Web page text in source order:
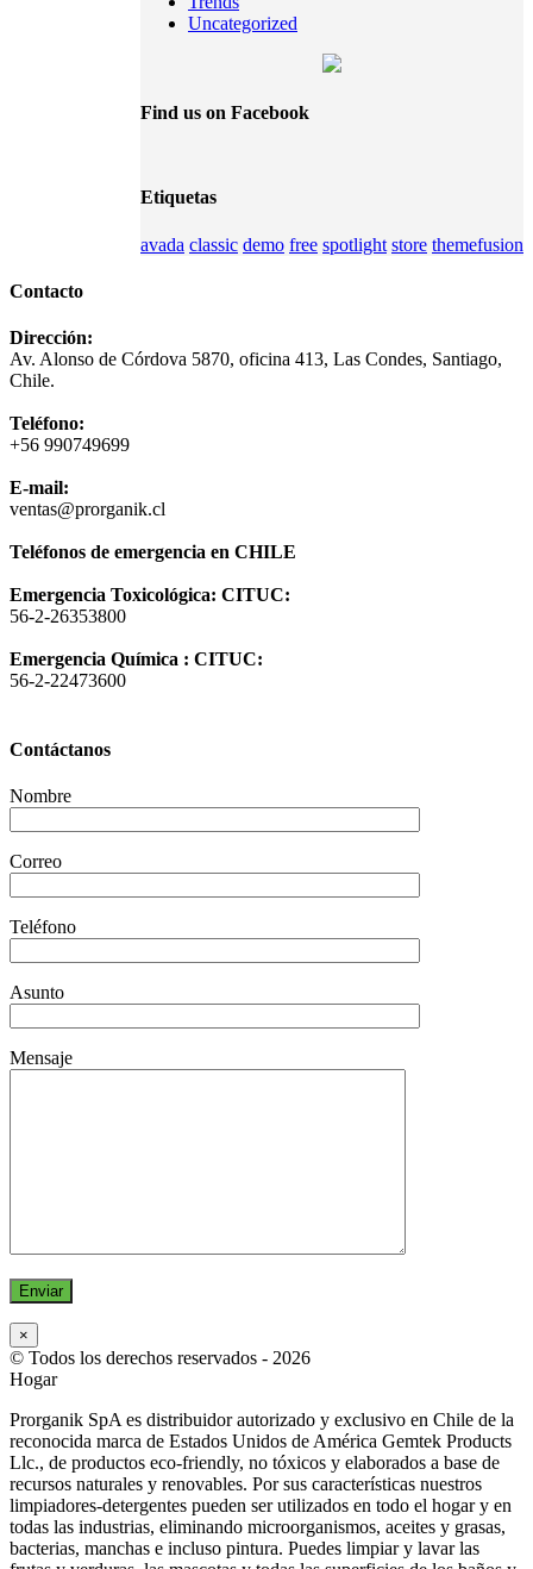
Uncategorized
Find us on Facebook
Etiquetas
avada classic demo free spotlight store themefusion
Contacto
Dirección:
Av. Alonso de Córdova 5870, oficina 413, Las Condes, Santiago,
Chile.
Teléfono:
+56 990749699
E-mail:
ventas@prorganik.cl
Teléfonos de emergencia en CHILE
Emergencia Toxicológica: CITUC:
56-2-26353800
Emergencia Química : CITUC:
56-2-22473600
Contáctanos
Nombre
Correo
Teléfono
Asunto
Mensaje
×
© Todos los derechos reservados - 2026
Hogar
Prorganik SpA es distribuidor autorizado y exclusivo en Chile de la
reconocida marca de Estados Unidos de América Gemtek Products
Llc., de productos eco-friendly, no tóxicos y elaborados a base de
recursos naturales y renovables. Por sus características nuestros
limpiadores-detergentes pueden ser utilizados en todo el hogar y en
todas las industrias, eliminando microorganismos, aceites y grasas,
bacterias, manchas e incluso pintura. Puedes limpiar y lavar las